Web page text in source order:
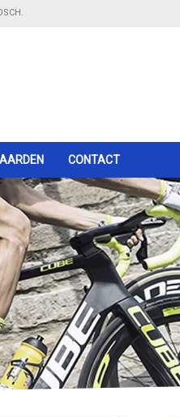
CONTACT
- kom langs in onze showroom